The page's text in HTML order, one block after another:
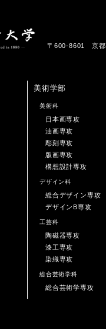
〒600-8601 京都
美術学部
美術科
日本画専攻
油画専攻
彫刻専攻
版画専攻
構想設計専攻
デザイン科
総合デザイン専攻
デザインB専攻
工芸科
陶磁器専攻
漆工専攻
染織専攻
総合芸術学科
総合芸術学専攻